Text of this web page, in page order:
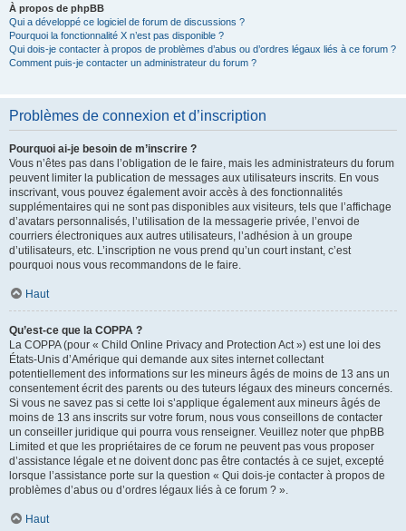
À propos de phpBB
Qui a développé ce logiciel de forum de discussions ?
Pourquoi la fonctionnalité X n’est pas disponible ?
Qui dois-je contacter à propos de problèmes d’abus ou d’ordres légaux liés à ce forum ?
Comment puis-je contacter un administrateur du forum ?
Problèmes de connexion et d’inscription
Pourquoi ai-je besoin de m’inscrire ?
Vous n’êtes pas dans l’obligation de le faire, mais les administrateurs du forum
peuvent limiter la publication de messages aux utilisateurs inscrits. En vous
inscrivant, vous pouvez également avoir accès à des fonctionnalités
supplémentaires qui ne sont pas disponibles aux visiteurs, tels que l’affichage
d’avatars personnalisés, l’utilisation de la messagerie privée, l’envoi de
courriers électroniques aux autres utilisateurs, l’adhésion à un groupe
d’utilisateurs, etc. L’inscription ne vous prend qu’un court instant, c’est
pourquoi nous vous recommandons de le faire.
Haut
Qu’est-ce que la COPPA ?
La COPPA (pour « Child Online Privacy and Protection Act ») est une loi des
États-Unis d’Amérique qui demande aux sites internet collectant
potentiellement des informations sur les mineurs âgés de moins de 13 ans un
consentement écrit des parents ou des tuteurs légaux des mineurs concernés.
Si vous ne savez pas si cette loi s’applique également aux mineurs âgés de
moins de 13 ans inscrits sur votre forum, nous vous conseillons de contacter
un conseiller juridique qui pourra vous renseigner. Veuillez noter que phpBB
Limited et que les propriétaires de ce forum ne peuvent pas vous proposer
d’assistance légale et ne doivent donc pas être contactés à ce sujet, excepté
lorsque l’assistance porte sur la question « Qui dois-je contacter à propos de
problèmes d’abus ou d’ordres légaux liés à ce forum ? ».
Haut